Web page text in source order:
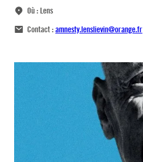
Où :Lens
Contact :amnesty.lenslievin@orange.fr